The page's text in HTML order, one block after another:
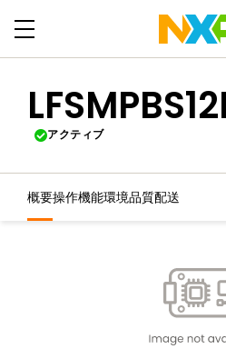
アクティブ
概要操作機能環境品質配送